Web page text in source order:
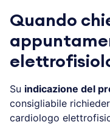
Quando
Su indicazione del
consigliabile
cardiologo